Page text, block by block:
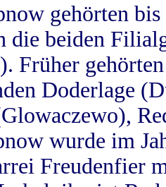
gehörten
die beiden
Früher
Doderlage
wurde im
Freudenfier